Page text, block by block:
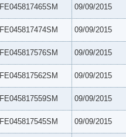
FE045817465SM 09/09/2015
FE045817474SM 09/09/2015
FE045817576SM 09/09/2015
FE045817562SM 09/09/2015
FE045817559SM 09/09/2015
FE045817545SM 09/09/2015